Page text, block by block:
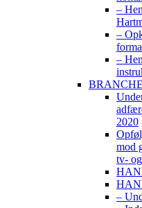
–
–
–
2020
mod
tv-
–